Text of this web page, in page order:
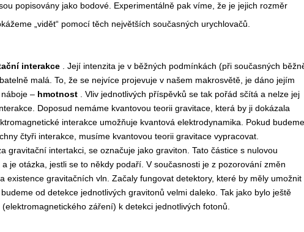
popisovány jako bodové. Experimentálně pak víme, že je jejich rozměr
„vidět“ pomocí těch největších současných urychlovačů.
interakce
. Její intenzita je v běžných podmínkách (při současných
malá. To, že se nejvíce projevuje v našem makrosvětě, je dáno jejím
– hmotnost
. Vliv jednotlivých příspěvků se tak pořád sčítá a nelze jej
Doposud nemáme kvantovou teorii gravitace, která by ji dokázala
interakce umožňuje kvantová elektrodynamika. Pokud budeme
čtyři interakce, musíme kvantovou teorii gravitace vypracovat.
gravitační intertakci, se označuje jako graviton. Tato částice s nulovou
je otázka, jestli se to někdy podaří. V současnosti je z pozorování změn
gravitačních vln. Začaly fungovat detektory, které by měly umožnit
od detekce jednotlivých gravitonů velmi daleko. Tak jako bylo ještě
záření) k detekci jednotlivých fotonů.